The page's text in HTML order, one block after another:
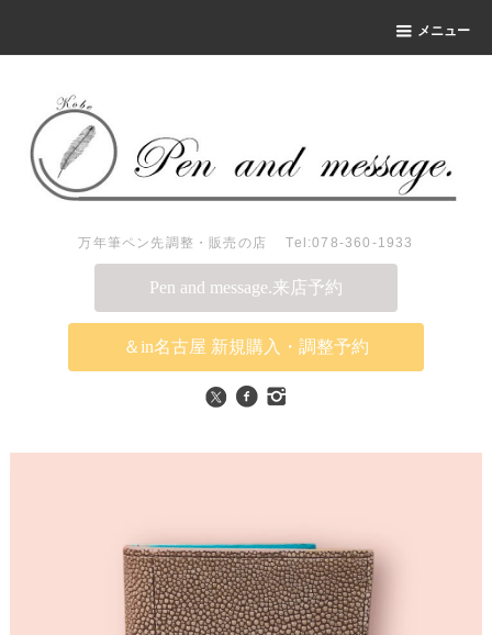
メニュー
万年筆ペン先調整・販売の店 Tel:078-360-1933
Pen and message.来店予約
＆in名古屋 新規購入・調整予約